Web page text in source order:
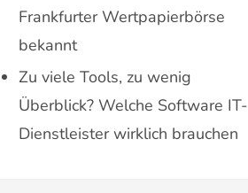
Frankfurter Wertpapierbörse
bekannt
Zu viele Tools, zu wenig
Überblick? Welche Software IT-
Dienstleister wirklich brauchen